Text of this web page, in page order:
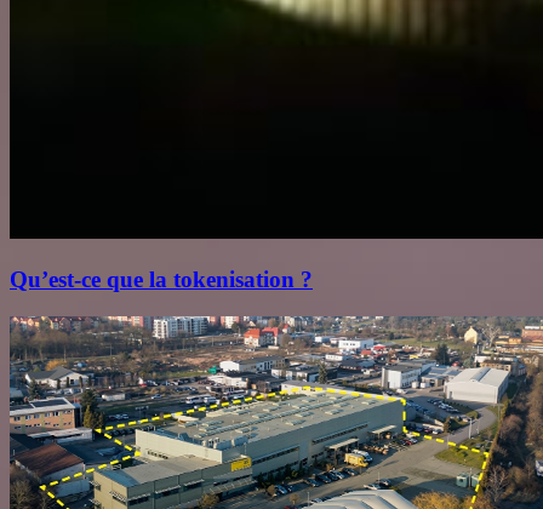
Qu’est‑ce que la tokenisation ?